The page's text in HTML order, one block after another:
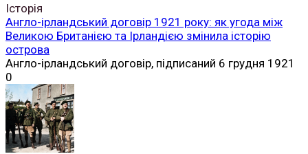
Історія
Англо-ірландський договір 1921 року: як угода між
Великою Британією та Ірландією змінила історію
острова
Англо-ірландський договір, підписаний 6 грудня 1921
0